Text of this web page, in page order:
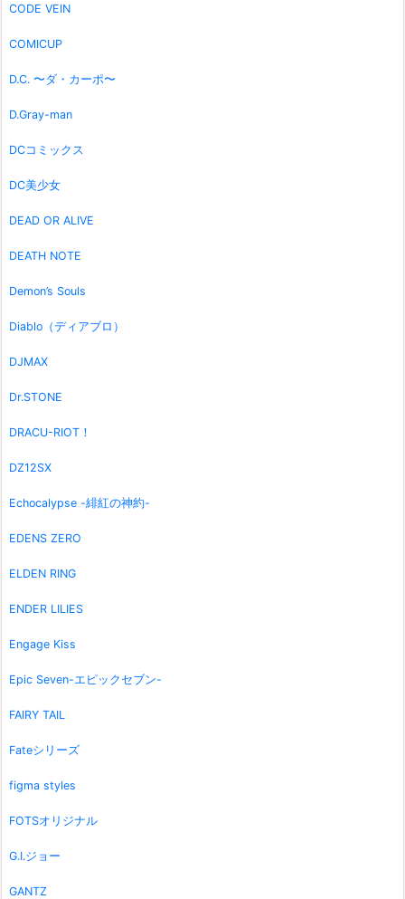
CODE VEIN
COMICUP
D.C. 〜ダ・カーポ〜
D.Gray-man
DCコミックス
DC美少女
DEAD OR ALIVE
DEATH NOTE
Demon’s Souls
Diablo（ディアブロ）
DJMAX
Dr.STONE
DRACU-RIOT！
DZ12SX
Echocalypse -緋紅の神約-
EDENS ZERO
ELDEN RING
ENDER LILIES
Engage Kiss
Epic Seven-エピックセブン-
FAIRY TAIL
Fateシリーズ
figma styles
FOTSオリジナル
G.I.ジョー
GANTZ